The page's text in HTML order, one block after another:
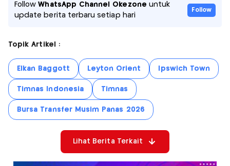
FollowWhatsApp Channel Okezone untuk
update berita terbaru setiap hari
Follow
Topik Artikel :
Elkan Baggott Leyton Orient Ipswich Town
Timnas Indonesia Timnas
Bursa Transfer Musim Panas 2026
Lihat Berita Terkait